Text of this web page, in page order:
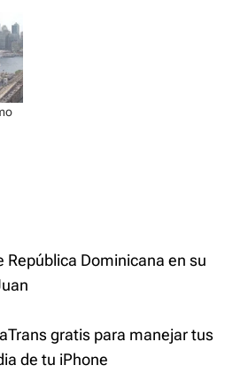
República Dominicana en su
gratis para manejar tus
de tu iPhone